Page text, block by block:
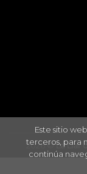
2026 ©La Llar
Este sitio
terceros, para
continúa